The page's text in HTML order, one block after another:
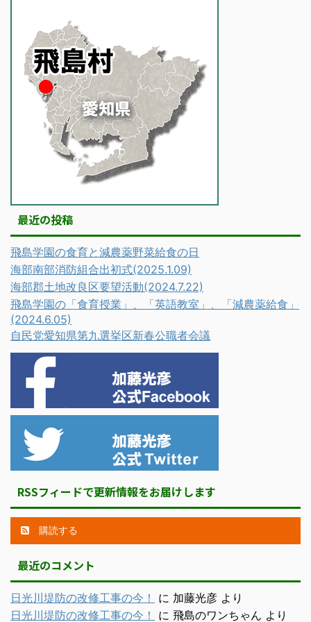
最近の投稿
飛島学園の食育と減農薬野菜給食の日
海部南部消防組合出初式(2025.1.09)
海部郡土地改良区要望活動(2024.7.22)
飛島学園の「食育授業」、「英語教室」、「減農薬給食」
(2024.6.05)
自民党愛知県第九選挙区新春公職者会議
RSSフィードで更新情報をお届けします
購読する
最近のコメント
日光川堤防の改修工事の今！ に 加藤光彦 より
日光川堤防の改修工事の今！
に 飛島のワンちゃん より